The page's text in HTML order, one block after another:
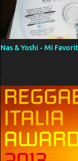
[Radio Version] 15.
Album proposto al
formato iTunes Plus
Nas & Yoshi - Mi